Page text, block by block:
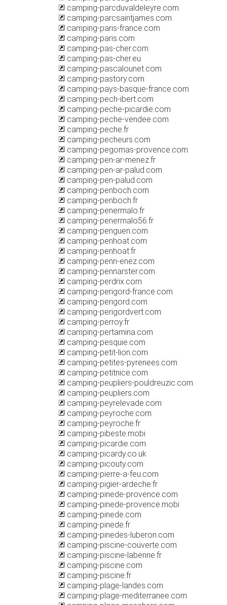
camping-parcduvaldeleyre.com
camping-parcsaintjames.com
camping-paris-france.com
camping-paris.com
camping-pas-cher.com
camping-pas-cher.eu
camping-pascalounet.com
camping-pastory.com
camping-pays-basque-france.com
camping-pech-ibert.com
camping-peche-picardie.com
camping-peche-vendee.com
camping-peche.fr
camping-pecheurs.com
camping-pegomas-provence.com
camping-pen-ar-menez.fr
camping-pen-ar-palud.com
camping-pen-palud.com
camping-penboch.com
camping-penboch.fr
camping-penermalo.fr
camping-penermalo56.fr
camping-penguen.com
camping-penhoat.com
camping-penhoat.fr
camping-penn-enez.com
camping-pennarster.com
camping-perdrix.com
camping-perigord-france.com
camping-perigord.com
camping-perigordvert.com
camping-perroy.fr
camping-pertamina.com
camping-pesquie.com
camping-petit-lion.com
camping-petites-pyrenees.com
camping-petitnice.com
camping-peupliers-pouldreuzic.com
camping-peupliers.com
camping-peyrelevade.com
camping-peyroche.com
camping-peyroche.fr
camping-pibeste.mobi
camping-picardie.com
camping-picardy.co.uk
camping-picouty.com
camping-pierre-a-feu.com
camping-pigier-ardeche.fr
camping-pinede-provence.com
camping-pinede-provence.mobi
camping-pinede.com
camping-pinede.fr
camping-pinedes-luberon.com
camping-piscine-couverte.com
camping-piscine-labenne.fr
camping-piscine.com
camping-piscine.fr
camping-plage-landes.com
camping-plage-mediterranee.com